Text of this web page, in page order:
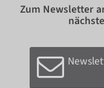
Zum Newsletter